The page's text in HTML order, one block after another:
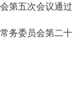
第五次会议通过
务委员会第二十